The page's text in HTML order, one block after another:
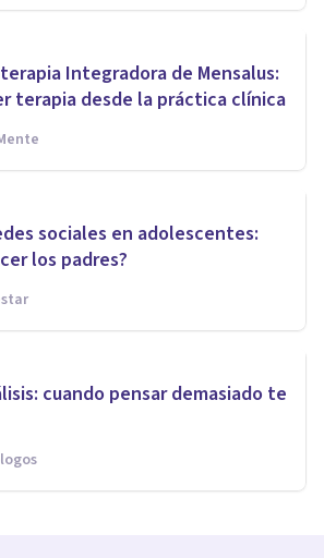
Integradora de Mensalus:
terapia desde la práctica clínica
sociales en adolescentes:
los padres?
cuando pensar demasiado te